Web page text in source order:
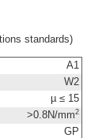
standards)
A1
W2
µ ≤ 15
>0.8N/mm2
GP